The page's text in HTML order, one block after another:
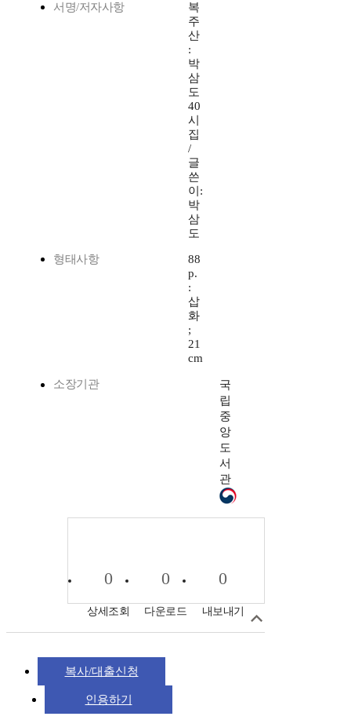
서명/저자사항
복
주
산
:
박
삼
도
40
시
집
/
글
쓴
이:
박
삼
도
형태사항
88
p.
:
삽
화
;
21
cm
소장기관
국
립
중
앙
도
서
관
0
상세조회
0
다운로드
0
내보내기
복사/대출신청
인용하기